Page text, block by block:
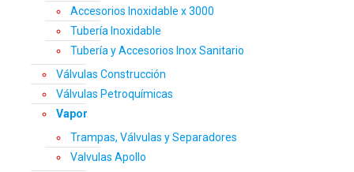
Accesorios Inoxidable x 3000
Tubería Inoxidable
Tubería y Accesorios Inox Sanitario
Válvulas Construcción
Válvulas Petroquímicas
Vapor
Trampas, Válvulas y Separadores
Valvulas Apollo